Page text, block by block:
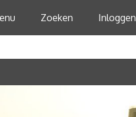
Zoeken Inloggen